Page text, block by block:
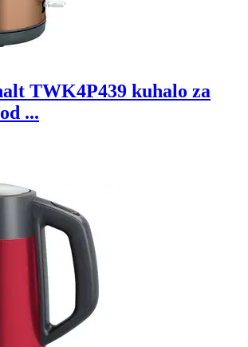
TWK4P439 kuhalo za
...